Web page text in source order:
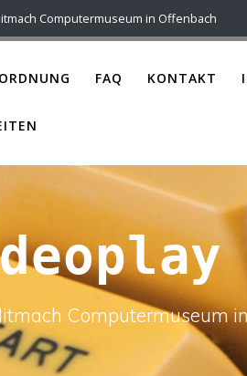
Computermuseum in Offenbach
FAQ KONTAKT
Computermuseum